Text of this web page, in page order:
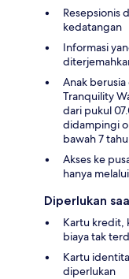
Resepsionis
kedatangan
Informasi
Anak
Tranquility
dari pukul
didampingi
bawah 7
Akses ke
hanya
Diperlukan
Kartu kredit,
biaya tak
Kartu
diperlukan